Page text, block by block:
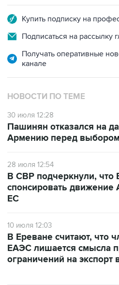
Купить подписку на
Подписаться на рассылку
Получать оперативные
канале
НОВОСТИ ПО ТЕМЕ
30 июля 12:28
Пашинян отказался на
Армению перед
28 июля 12:54
В СВР подчеркнули, что
спонсировать движение
ЕС
10 июля 12:03
В Ереване считают, что
ЕАЭС лишается смысла
ограничений на экспорт